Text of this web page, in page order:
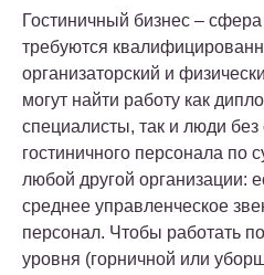
Гостиничный бизнес – сфера
требуются
организаторский и
могут найти работу как
специалисты, так и люди
гостиничного персонала по
любой другой организации:
среднее управленческое
персонал. Чтобы работать
уровня (горничной или